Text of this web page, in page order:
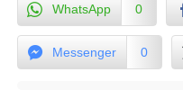
WhatsApp 0
Messenger 0